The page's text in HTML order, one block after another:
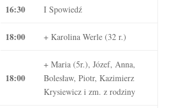
16:30 I Spowiedź
18:00 + Karolina Werle (32 r.)
18:00
+ Maria (5r.), Józef, Anna,
Bolesław, Piotr, Kazimierz
Krysiewicz i zm. z rodziny